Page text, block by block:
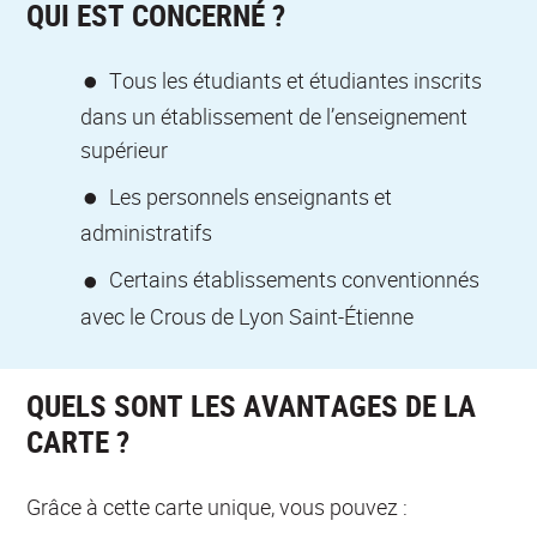
QUI EST CONCERNÉ ?
Tous les étudiants et étudiantes inscrits
dans un établissement de l’enseignement
supérieur
Les personnels enseignants et
administratifs
Certains établissements conventionnés
avec le Crous de Lyon Saint-Étienne
QUELS SONT LES AVANTAGES DE LA
CARTE ?
Grâce à cette carte unique, vous pouvez :